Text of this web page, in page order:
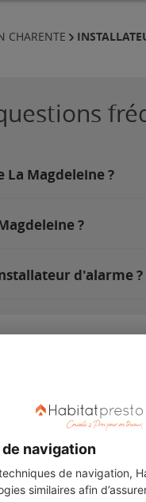
navigation
de navigation,
similaires afin
CHARENTE
Magdeleine ?
?
d'alarme ?
de presse